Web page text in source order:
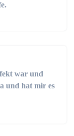
war und
und hat mir es